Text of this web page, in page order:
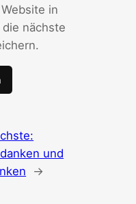
in
nächste
und
→